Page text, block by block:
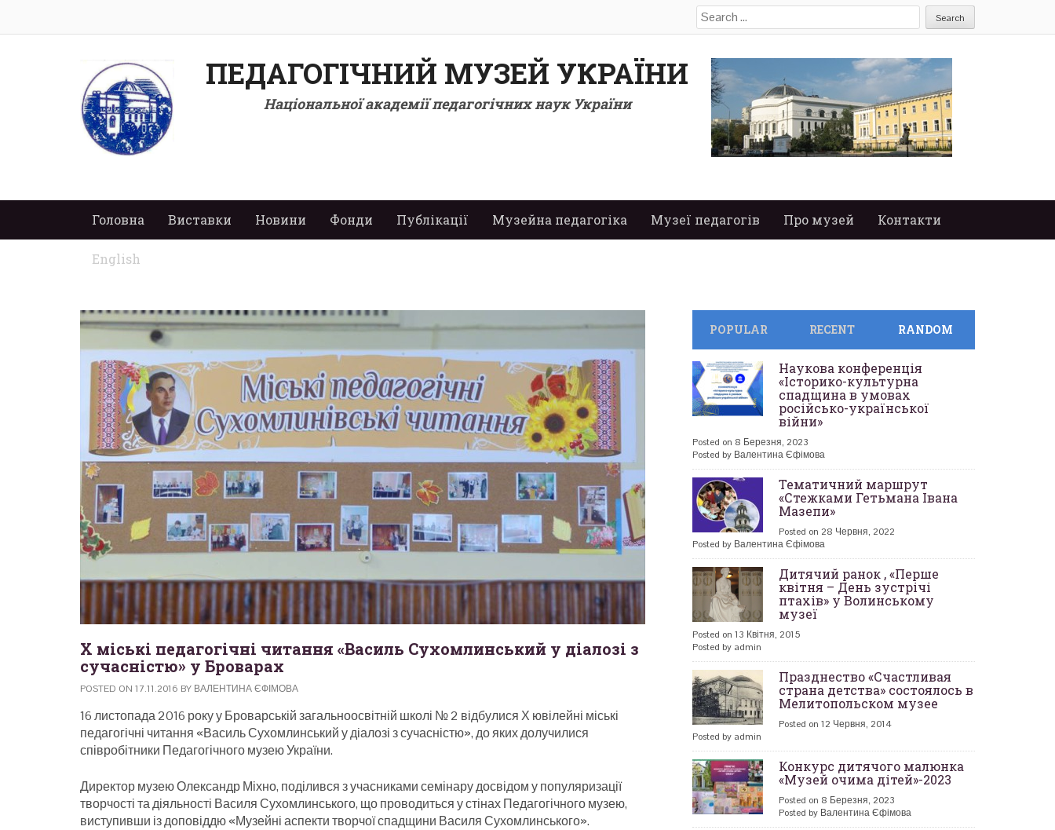
Search
for:
ПЕДАГОГІЧНИЙ МУЗЕЙ УКРАЇНИ
Національної академії педагогічних наук України
Головна Виставки Новини Фонди Публікації Музейна педагогіка Музеї педагогів Про музей Контакти
English
Х міські педагогічні читання «Василь Сухомлинський у діалозі з
сучасністю» у Броварах
POSTED ON 17.11.2016 BY ВАЛЕНТИНА ЄФІМОВА
16 листопада 2016 року у Броварській загальноосвітній школі № 2 відбулися Х ювілейні міські
педагогічні читання «Василь Сухомлинський у діалозі з сучасністю», до яких долучилися
співробітники Педагогічного музею України.
Директор музею Олександр Міхно, поділився з учасниками семінару досвідом у популяризації
творчості та діяльності Василя Сухомлинського, що проводиться у стінах Педагогічного музею,
виступивши із доповіддю «Музейні аспекти творчої спадщини Василя Сухомлинського».
POPULAR RECENT RANDOM
Наукова конференція
«Історико-культурна
спадщина в умовах
російсько-української
війни»
Posted on 8 Березня, 2023
Posted by Валентина Єфімова
Тематичний маршрут
«Стежками Гетьмана Івана
Мазепи»
Posted on 28 Червня, 2022
Posted by Валентина Єфімова
Дитячий ранок , «Перше
квітня – День зустрічі
птахів» у Волинському
музеї
Posted on 13 Квітня, 2015
Posted by admin
Празднество «Счастливая
страна детства» состоялось в
Мелитопольском музее
Posted on 12 Червня, 2014
Posted by admin
Конкурс дитячого малюнка
«Музей очима дітей»-2023
Posted on 8 Березня, 2023
Posted by Валентина Єфімова